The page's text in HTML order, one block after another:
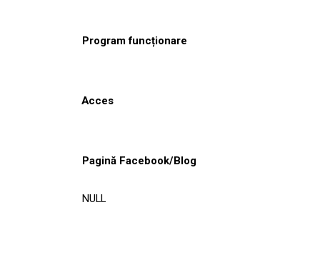
Program funcționare
Acces
Pagină Facebook/Blog
NULL